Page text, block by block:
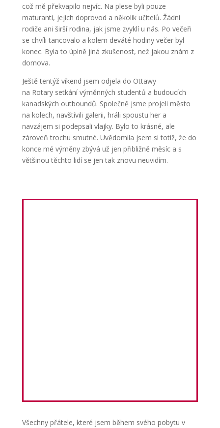
což mě překvapilo nejvíc. Na plese byli pouze
maturanti, jejich doprovod a několik učitelů. Žádní
rodiče ani širší rodina, jak jsme zvyklí u nás. Po večeři
se chvíli tancovalo a kolem deváté hodiny večer byl
konec. Byla to úplně jiná zkušenost, než jakou znám z
domova.
Ještě tentýž víkend jsem odjela do Ottawy
na Rotary setkání výměnných studentů a budoucích
kanadských outboundů. Společně jsme projeli město
na kolech, navštívili galerii, hráli spoustu her a
navzájem si podepsali vlajky. Bylo to krásné, ale
zároveň trochu smutné. Uvědomila jsem si totiž, že do
konce mé výměny zbývá už jen přibližně měsíc a s
většinou těchto lidí se jen tak znovu neuvidím.
Všechny přátele, které jsem během svého pobytu v